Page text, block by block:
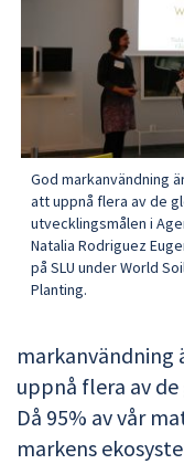
God markanvändning
att uppnå flera av de
utvecklingsmålen i
Natalia Rodriguez
på SLU under World
Planting.
uppnå flera av
Då 95% av vår
markens